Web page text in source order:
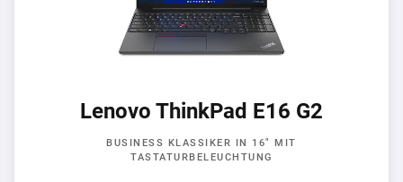
Lenovo ThinkPad E16 G2
BUSINESS KLASSIKER IN 16" MIT
TASTATURBELEUCHTUNG